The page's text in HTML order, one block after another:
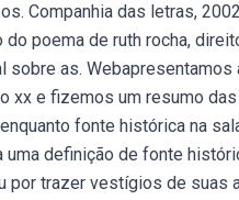
Companhia das letras,
poema de ruth rocha,
sobre as.
xx e fizemos um resumo
fonte histórica na
definição de fonte
trazer vestígios de suas